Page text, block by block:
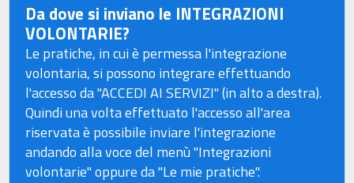
Da dove si inviano le INTEGRAZIONI
VOLONTARIE?
Le pratiche, in cui è permessa l'integrazione
volontaria, si possono integrare effettuando
l'accesso da "ACCEDI AI SERVIZI" (in alto a destra).
Quindi una volta effettuato l'accesso all'area
riservata è possibile inviare l'integrazione
andando alla voce del menù "Integrazioni
volontarie" oppure da "Le mie pratiche".